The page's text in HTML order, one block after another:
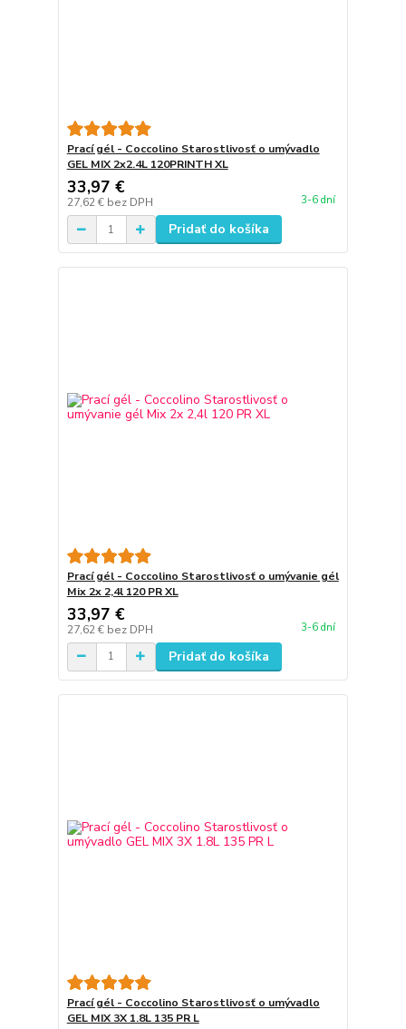
Prací gél - Coccolino Starostlivosť o umývadlo
GEL MIX 2x2.4L 120PRINTH XL
33,97 €
27,62 € bez DPH 3-6 dní
Pridať do košíka
Prací gél - Coccolino Starostlivosť o umývanie gél
Mix 2x 2,4l 120 PR XL
33,97 €
27,62 € bez DPH 3-6 dní
Pridať do košíka
Prací gél - Coccolino Starostlivosť o umývadlo
GEL MIX 3X 1.8L 135 PR L